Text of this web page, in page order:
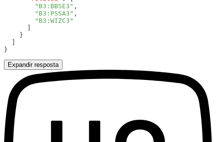
        "B3:BBSE3"
        "B3:PSSA3"
Expandir resposta